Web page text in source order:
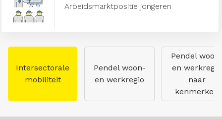
Arbeidsmarktpositie jongeren
Intersectorale
mobiliteit
Pendel woon-
en werkregio
Pendel
en werkregio
naar
kenmerken